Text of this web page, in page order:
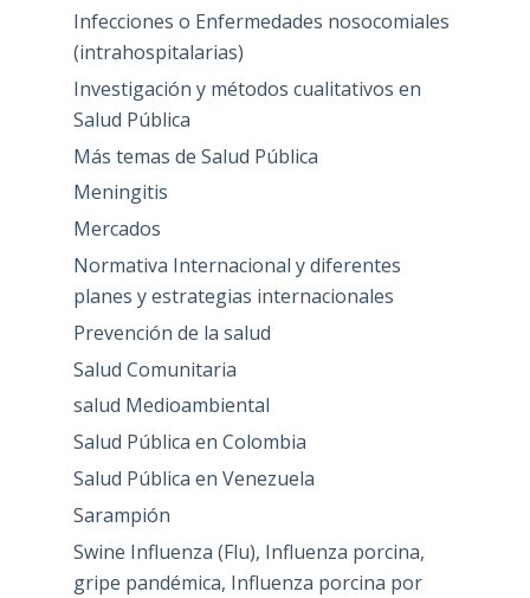
Infecciones o Enfermedades nosocomiales
(intrahospitalarias)
Investigación y métodos cualitativos en
Salud Pública
Más temas de Salud Pública
Meningitis
Mercados
Normativa Internacional y diferentes
planes y estrategias internacionales
Prevención de la salud
Salud Comunitaria
salud Medioambiental
Salud Pública en Colombia
Salud Pública en Venezuela
Sarampión
Swine Influenza (Flu), Influenza porcina,
gripe pandémica, Influenza porcina por